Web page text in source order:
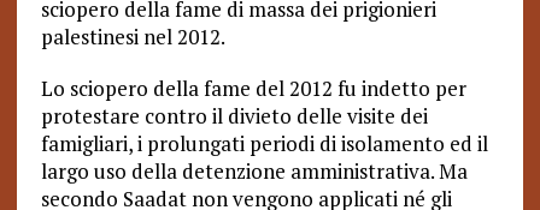
sciopero della fame di massa dei prigionieri
palestinesi nel 2012.
Lo sciopero della fame del 2012 fu indetto per
protestare contro il divieto delle visite dei
famigliari, i prolungati periodi di isolamento ed il
largo uso della detenzione amministrativa. Ma
secondo Saadat non vengono applicati né gli